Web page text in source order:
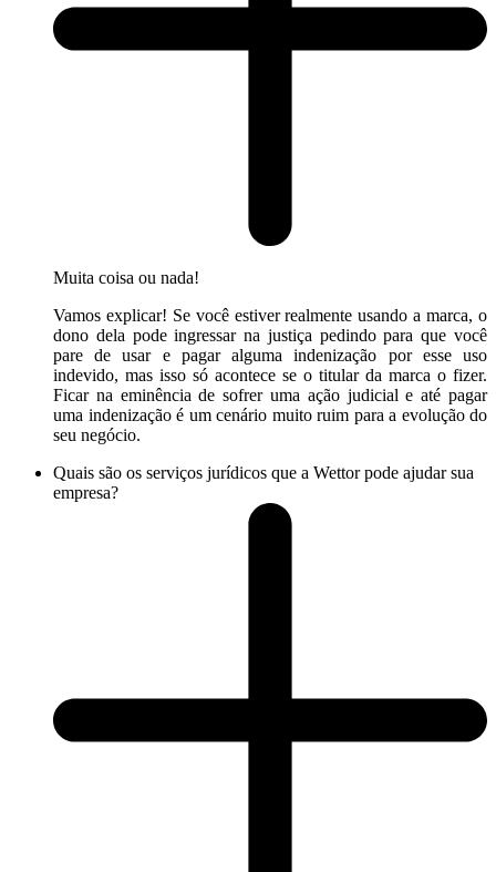
Muita coisa ou nada!
Vamos explicar! Se você estiver realmente usando a marca, o
dono dela pode ingressar na justiça pedindo para que você
pare de usar e pagar alguma indenização por esse uso
indevido, mas isso só acontece se o titular da marca o fizer.
Ficar na eminência de sofrer uma ação judicial e até pagar
uma indenização é um cenário muito ruim para a evolução do
seu negócio.
Quais são os serviços jurídicos que a Wettor pode ajudar sua
empresa?